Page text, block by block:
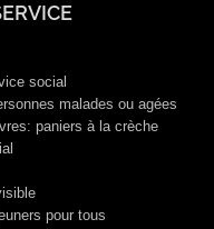
social
malades ou agées
paniers à la crèche
pour tous